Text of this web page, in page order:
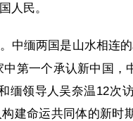
人民。
中缅两国是山水相连
第一个承认新中国
缅领导人吴奈温12次
建命运共同体的新时